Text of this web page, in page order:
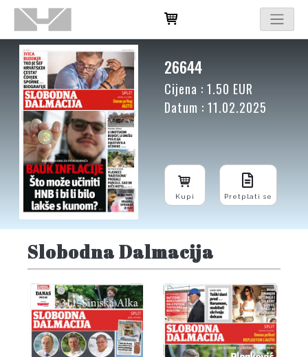
26644
Cijena : 1.50 EUR
Datum : 11.02.2025
Kupi Pretplati se
Slobodna Dalmacija